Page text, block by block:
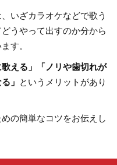
いざカラオケなどで歌う
うやって出すのか分から
す。
歌える」「ノリや歯切れが
」 というメリットがあり
の簡単なコツをお伝えし